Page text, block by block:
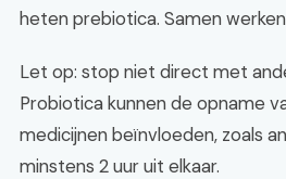
heten prebiotica. Samen
Let op: stop niet direct met
Probiotica kunnen de opname
medicijnen beïnvloeden, zoals
minstens 2 uur uit elkaar.